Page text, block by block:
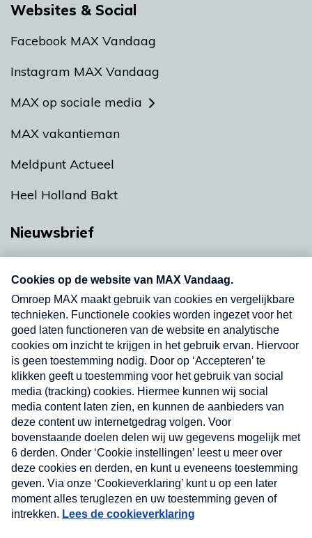
Websites & Social
Facebook MAX Vandaag
Instagram MAX Vandaag
MAX op sociale media
MAX vakantieman
Meldpunt Actueel
Heel Holland Bakt
Nieuwsbrief
nieuwsbrief. Elke vrijdag- en dinsdagochtend in
uw mailbox.
Verzend
Nieuwsbrief
Neem hier een gratis abonnement op onze
nieuwsbrief. Elke vrijdag- en dinsdagochtend in uw